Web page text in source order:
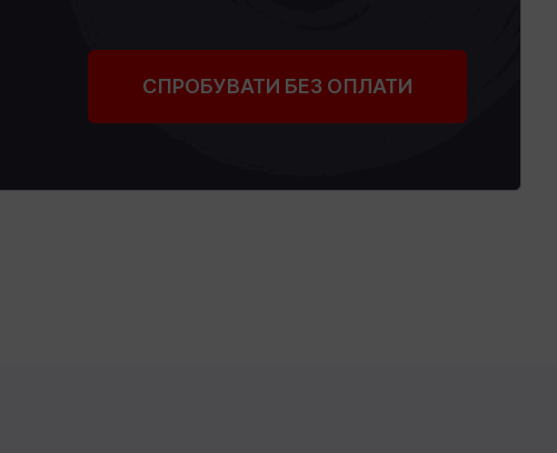
СПРОБУВАТИ БЕЗ ОПЛАТИ